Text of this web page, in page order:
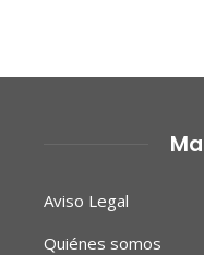
Aviso Legal
Quiénes somos